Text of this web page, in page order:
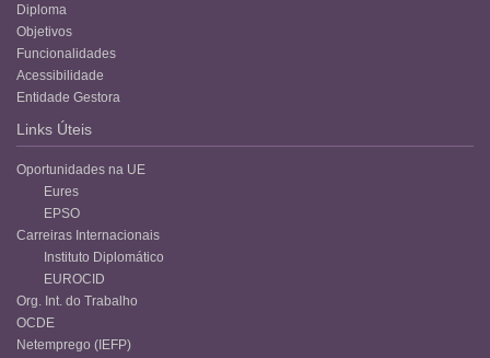
Diploma
Objetivos
Funcionalidades
Acessibilidade
Entidade Gestora
Links Úteis
Oportunidades na UE
Eures
EPSO
Carreiras Internacionais
Instituto Diplomático
EUROCID
Org. Int. do Trabalho
OCDE
Netemprego (IEFP)